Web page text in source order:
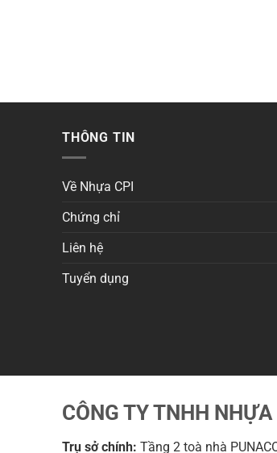
THÔNG TIN
Về Nhựa CPI
Chứng chỉ
Liên hệ
Tuyển dụng
CÔNG TY TNHH
Trụ sở chính: Tầng 2 toà nhà